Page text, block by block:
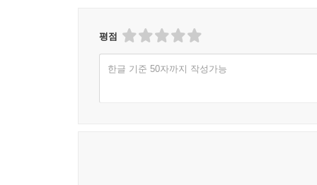
평점
한글 기준 50자까지 작성가능